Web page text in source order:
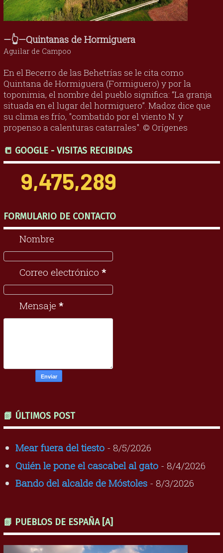
—👆—Quintanas de Hormiguera
Aguilar de Campoo
En el Becerro de las Behetrías se le cita como
Quintana de Hormiguera (Formiguero) y por la
toponimia, el nombre del pueblo significa: “La granja
situada en el lugar del hormiguero”. Madoz dice que
su clima es frío, "combatido por el viento N. y
propenso a calenturas catarrales". © Orígenes
📒 GOOGLE - VISITAS RECIBIDAS
9,475,289
FORMULARIO DE CONTACTO
Nombre
Correo electrónico *
Mensaje *
📗 ÚLTIMOS POST
Mear fuera del tiesto- 8/5/2026
Quién le pone el cascabel al gato- 8/4/2026
Bando del alcalde de Móstoles- 8/3/2026
📗 PUEBLOS DE ESPAÑA [A]